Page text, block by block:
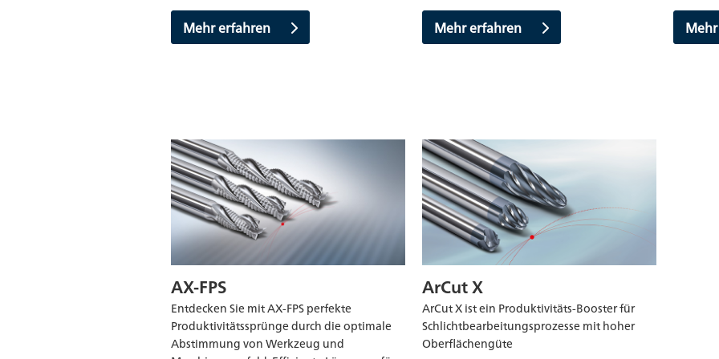
Mehr erfahren Mehr erfahren
AX-FPS
Entdecken Sie mit AX-FPS perfekte
Produktivitätssprünge durch die optimale
Abstimmung von Werkzeug und
ArCut X
ArCut X ist ein Produktivitäts-Booster für
Schlichtbearbeitungsprozesse mit hoher
Oberflächengüte